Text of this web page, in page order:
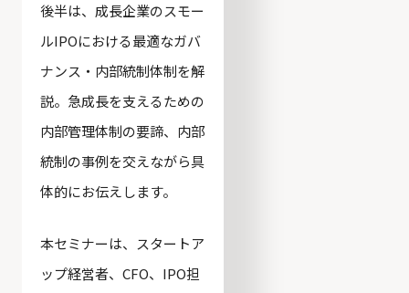
後半は、成長企業のスモー
ルIPOにおける最適なガバ
ナンス・内部統制体制を解
説。急成長を支えるための
内部管理体制の要諦、内部
統制の事例を交えながら具
体的にお伝えします。
本セミナーは、スタートア
ップ経営者、CFO、IPO担